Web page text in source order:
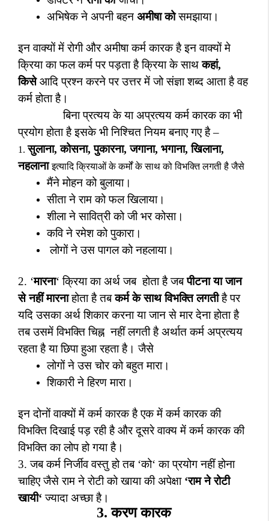
अभिषेक ने अपनी बहन अमीषा को समझाया।
इन वाक्यों में रोगी और अमीषा कर्म कारक है इन वाक्यों मे
क्रिया का फल कर्म पर पड़ता है क्रिया के साथ कहां,
किसे आदि प्रश्न करने पर उत्तर में जो संज्ञा शब्द आता है वह
कर्म होता है।
बिना प्रत्यय के या अप्रत्यय कर्म कारक का भी
प्रयोग होता है इसके भी निश्चित नियम बनाए गए है –
1.सुलाना,कोसना,पुकारना,जगाना, भगाना,खिलाना,
नहलाना इत्यादि क्रियाओं के कर्मों के साथ को विभक्ति लगती है जैसे
मैंने मोहन को बुलाया।
सीता ने राम को फल खिलाया।
शीला ने सावित्री को जी भर कोसा।
कवि ने रमेश को पुकारा।
लोगों ने उस पागल को नहलाया।
2. ‘मारना‘क्रिया का अर्थ जब होता है जब पीटना या जान
से नहीं मारना होता है तब कर्म के साथ विभक्ति लगती है पर
यदि उसका अर्थ शिकार करना या जान से मार देना होता है
तब उसमें विभक्ति चिह्न नहीं लगती है अर्थात कर्म अप्रत्यय
रहता है या छिपा हुआ रहता है। जैसे
लोगों ने उस चोर को बहुत मारा।
शिकारी ने हिरण मारा।
इन दोनों वाक्यों में कर्म कारक है एक में कर्म कारक की
विभक्ति दिखाई पड़ रही है और दूसरे वाक्य में कर्म कारक की
विभक्ति का लोप हो गया है।
3.जब कर्म निर्जीव वस्तु हो तब ‘को‘का प्रयोग नहीं होना
चाहिए जैसे राम ने रोटी को खाया की अपेक्षा ‘राम ने रोटी
खायी‘ज्यादा अच्छा है।
3.करण कारक